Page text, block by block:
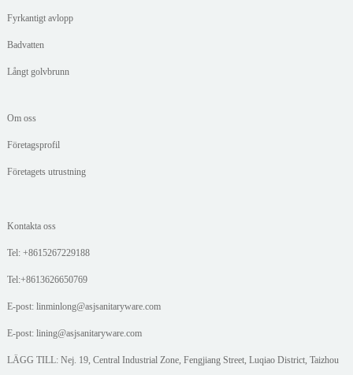
Fyrkantigt avlopp
Badvatten
Långt golvbrunn
Om oss
Företagsprofil
Företagets utrustning
Kontakta oss
Tel: +8615267229188
Tel:+8613626650769
E-post: linminlong@asjsanitaryware.com
E-post: lining@asjsanitaryware.com
LÄGG TILL: Nej. 19, Central Industrial Zone, Fengjiang Street, Luqiao District, Taizhou